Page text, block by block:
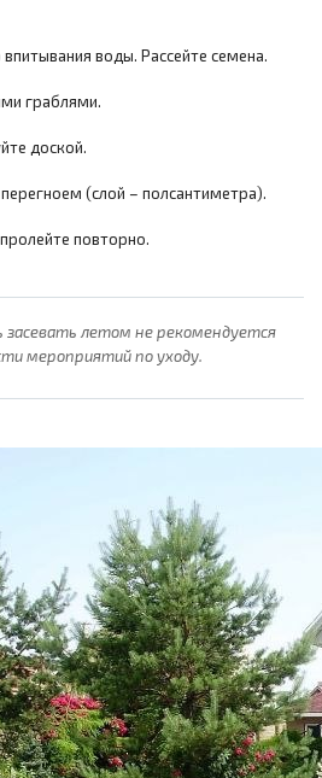
воды. Рассейте семена.
граблями.
доской.
(слой – полсантиметра).
повторно.
летом не рекомендуется
мероприятий по уходу.